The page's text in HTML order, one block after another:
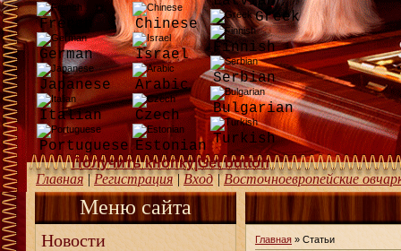
French
German
Japanese
Italian
Portuguese
Chinese
Israel
Arabic
Czech
Estonian
Greek
Finnish
Serbian
Bulgarian
Turkish
Получить кнопку|Get button
Главная|Регистрация|Вход|Восточноевропейские
Меню сайта
Новости
Главная » Статьи